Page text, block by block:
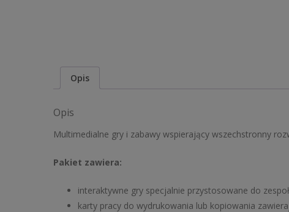
Opis
Opis
Multimedialne gry i zabawy wspierający wszechstronny
Pakiet zawiera:
interaktywne gry specjalnie przystosowane do
karty pracy do wydrukowania lub kopiowania